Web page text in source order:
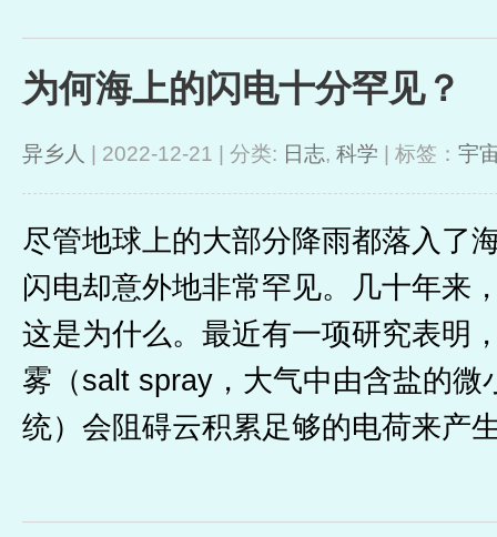
为何海上的闪电十分罕见？
异乡人 | 2022-12-21 | 分类: 日志, 科学 | 标签： 宇
尽管地球上的大部分降雨都落入了
闪电却意外地非常罕见。几十年来
这是为什么。最近有一项研究表明
雾（salt spray，大气中由含盐的微
统）会阻碍云积累足够的电荷来产